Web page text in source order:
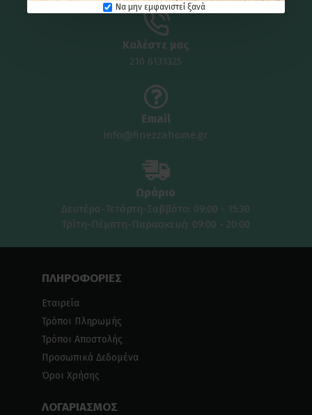
Να μην εμφανιστεί ξανά
Καλέστε μας
210 6131325
Email
info@finezzahome.gr
Ωράριο
Δευτέρα-Τετάρτη-Σαββάτο: 09:00 - 15:30
Τρίτη-Πέμπτη-Παρασκευή: 09:00 - 20:00
ΠΛΗΡΟΦΟΡΙΕΣ
Εταιρεία
Τρόποι Πληρωμής
Τρόποι Αποστολής
Προσωπικά Δεδομένα
Όροι Χρήσης
ΛΟΓΑΡΙΑΣΜΟΣ